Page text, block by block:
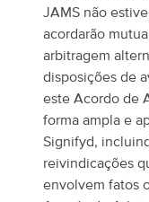
JAMS não
acordarão
arbitragem
disposições de
este Acordo de
forma ampla e
Signifyd,
reivindicações
envolvem fatos